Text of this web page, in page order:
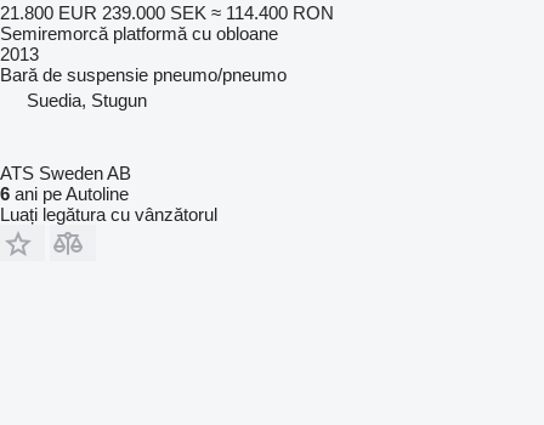
21.800 EUR 239.000 SEK ≈ 114.400 RON
Semiremorcă platformă cu obloane
2013
Bară de suspensie pneumo/pneumo
Suedia, Stugun
ATS Sweden AB
6 ani pe Autoline
Luați legătura cu vânzătorul